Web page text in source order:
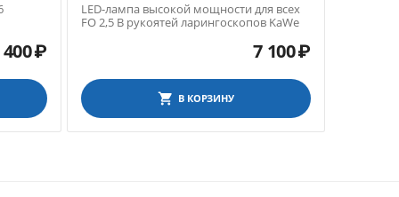
₽
LED-лампа высокой мощности для всех
FO 2,5 В рукоятей ларингоскопов KaWe
7 100₽
В КОРЗИНУ